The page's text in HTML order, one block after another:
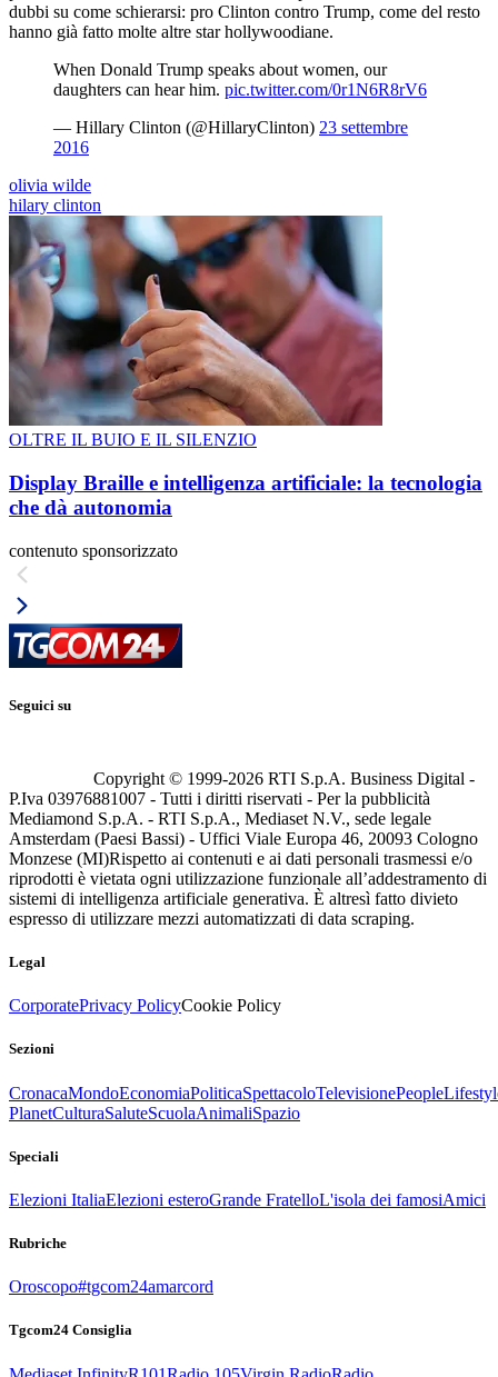
dubbi su come schierarsi: pro Clinton contro Trump, come del resto
hanno già fatto molte altre star hollywoodiane.
When Donald Trump speaks about women, our
daughters can hear him. pic.twitter.com/0r1N6R8rV6
— Hillary Clinton (@HillaryClinton) 23 settembre
2016
olivia wilde
hilary clinton
OLTRE IL BUIO E IL SILENZIO
Display Braille e intelligenza artificiale: la tecnologia
che dà autonomia
contenuto sponsorizzato
Seguici su
Copyright © 1999-2026 RTI S.p.A. Business Digital -
P.Iva 03976881007 - Tutti i diritti riservati - Per la pubblicità
Mediamond S.p.A. - RTI S.p.A., Mediaset N.V., sede legale
Amsterdam (Paesi Bassi) - Uffici Viale Europa 46, 20093 Cologno
Monzese (MI)Rispetto ai contenuti e ai dati personali trasmessi e/o
riprodotti è vietata ogni utilizzazione funzionale all’addestramento di
sistemi di intelligenza artificiale generativa. È altresì fatto divieto
espresso di utilizzare mezzi automatizzati di data scraping.
Legal
CorporatePrivacy PolicyCookie Policy
Sezioni
CronacaMondoEconomiaPoliticaSpettacoloTelevisionePeople
PlanetCulturaSaluteScuolaAnimaliSpazio
Speciali
Elezioni ItaliaElezioni esteroGrande FratelloL'isola dei famosiAmici
Rubriche
Oroscopo#tgcom24amarcord
Tgcom24 Consiglia